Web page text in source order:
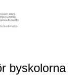
byskolorna